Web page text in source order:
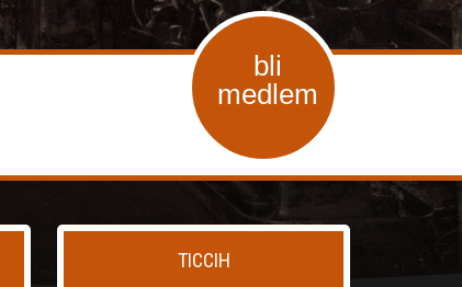
bli
medlem
TICCIH